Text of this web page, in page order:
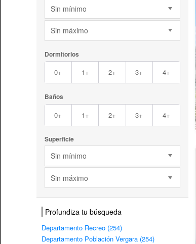
Sin mínimo
Sin máximo
Dormitorios
0+ 1+ 2+ 3+ 4+
Baños
0+ 1+ 2+ 3+ 4+
Superficie
Sin mínimo
Sin máximo
Profundiza tu búsqueda
Departamento Recreo (254)
Departamento Población Vergara (254)